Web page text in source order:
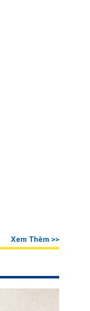
Xem Thêm >>